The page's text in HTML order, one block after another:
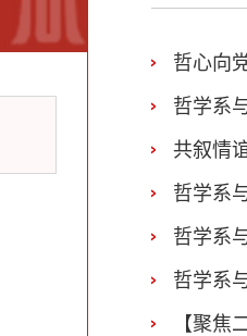
哲心向
哲学系
共叙情
哲学系
哲学系
哲学系
【聚焦